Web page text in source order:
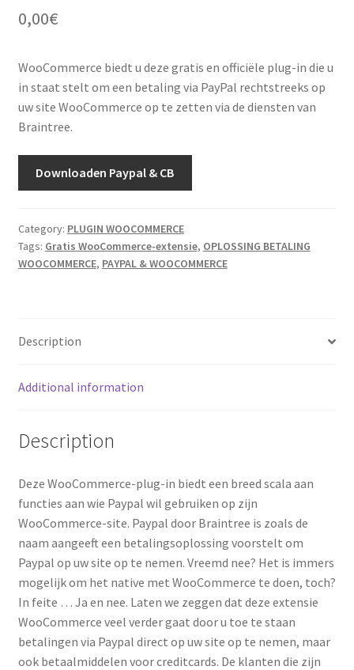
0,00€
WooCommerce biedt u deze gratis en officiële plug-in die u
in staat stelt om een betaling via PayPal rechtstreeks op
uw site WooCommerce op te zetten via de diensten van
Braintree.
Downloaden Paypal & CB
Category: PLUGIN WOOCOMMERCE
Tags: Gratis WooCommerce-extensie, OPLOSSING BETALING
WOOCOMMERCE, PAYPAL & WOOCOMMERCE
Description
Additional information
Description
Deze WooCommerce-plug-in biedt een breed scala aan
functies aan wie Paypal wil gebruiken op zijn
WooCommerce-site. Paypal door Braintree is zoals de
naam aangeeft een betalingsoplossing voorstelt om
Paypal op uw site op te nemen. Vreemd nee? Het is immers
mogelijk om het native met WooCommerce te doen, toch?
In feite … Ja en nee. Laten we zeggen dat deze extensie
WooCommerce veel verder gaat door u toe te staan ​​
betalingen via Paypal direct op uw site op te nemen, maar
ook betaalmiddelen voor creditcards. De klanten die zijn